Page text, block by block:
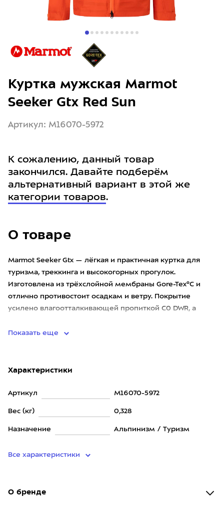
О товаре
Marmot Seeker Gtx — лёгкая и практичная куртка для
туризма, треккинга и высокогорных прогулок.
Изготовлена из трёхслойной мембраны Gore-Tex®C и
отлично противостоит осадкам и ветру. Покрытие
усилено влагоотталкивающей пропиткой C0 DWR, а
Показать еще
Характеристики
Артикул M16070-5972
Вес (кг) 0,328
Назначение Альпинизм / Туризм
Все характеристики
О бренде
Куртка мужская Marmot
Seeker Gtx Red Sun
Артикул: M16070-5972
К сожалению, данный товар
закончился. Давайте подберём
альтернативный вариант в этой же
категории товаров.